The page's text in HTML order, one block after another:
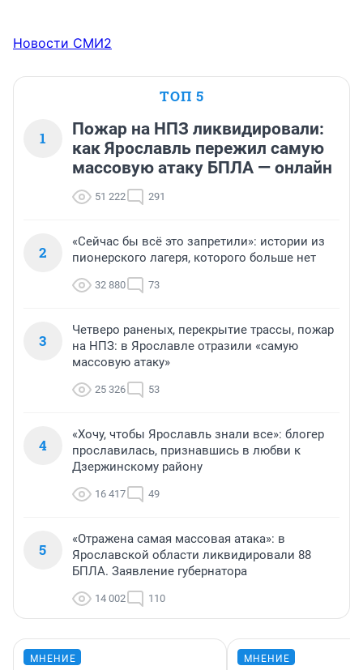
Новости СМИ2
ТОП 5
1
Пожар на НПЗ ликвидировали:
как Ярославль пережил самую
массовую атаку БПЛА — онлайн
51 222 291
2
«Сейчас бы всё это запретили»: истории из
пионерского лагеря, которого больше нет
32 880 73
3
Четверо раненых, перекрытие трассы, пожар
на НПЗ: в Ярославле отразили «самую
массовую атаку»
25 326 53
4
«Хочу, чтобы Ярославль знали все»: блогер
прославилась, признавшись в любви к
Дзержинскому району
16 417 49
5
«Отражена самая массовая атака»: в
Ярославской области ликвидировали 88
БПЛА. Заявление губернатора
14 002 110
МНЕНИЕ МНЕНИЕ